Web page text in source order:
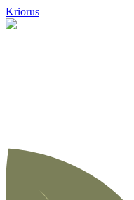
Kriorus